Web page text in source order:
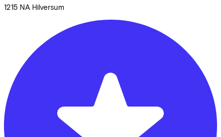
1215 NA Hilversum